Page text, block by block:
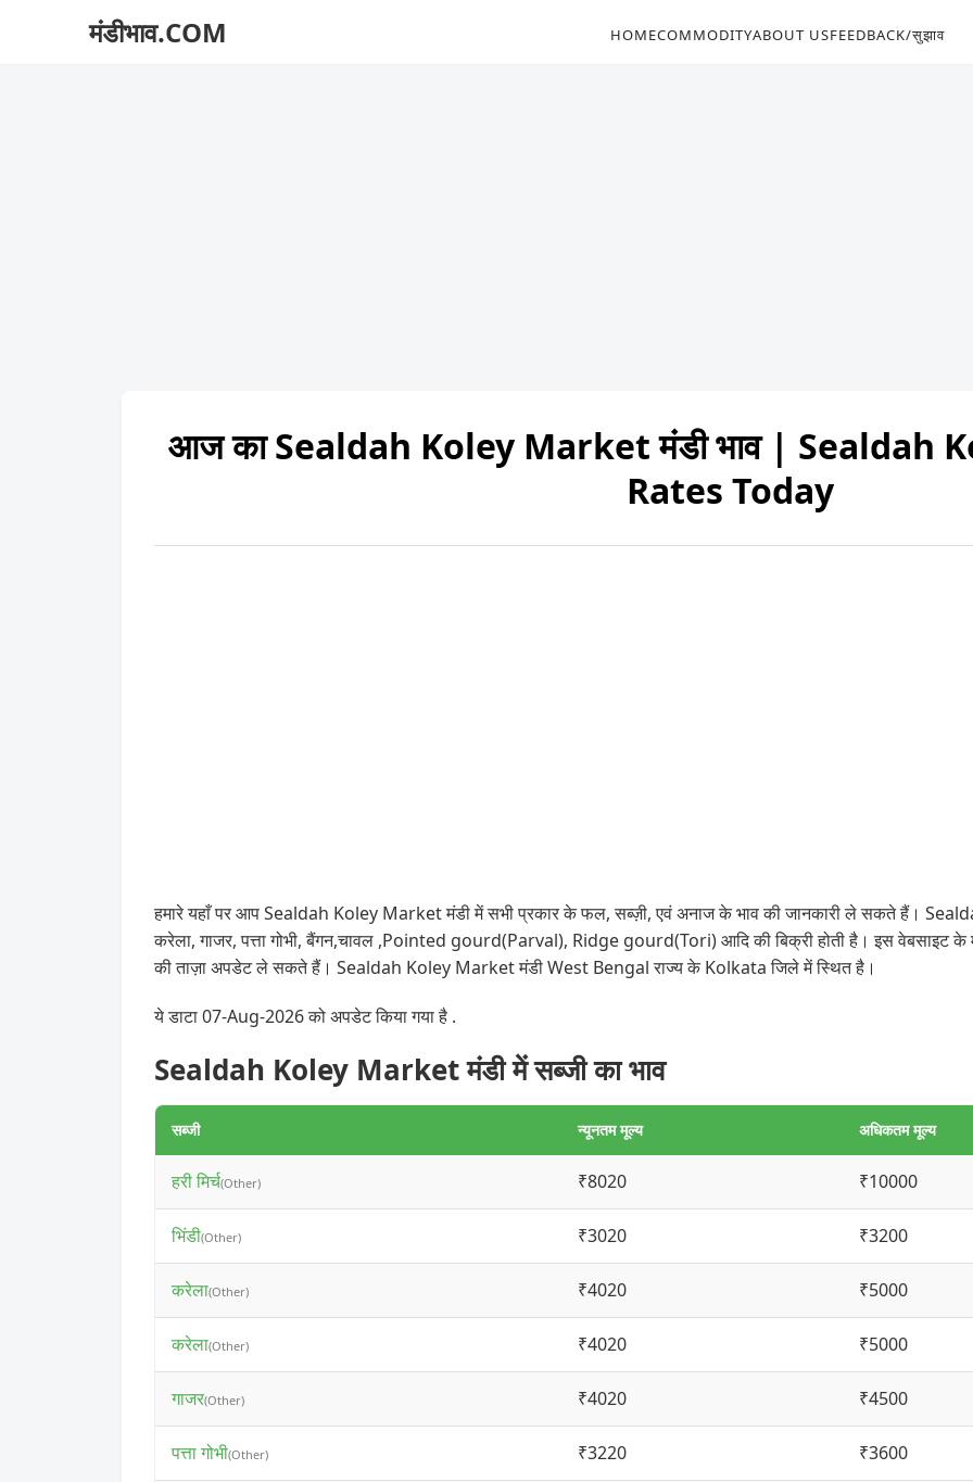
मंडीभाव.COM HOMECOMMODITYABOUT USFEEDBACK/सुझाव
आज का Sealdah Koley Market मंडी भाव | Sealdah
Rates Today
हमारे यहाँ पर आप Sealdah Koley Market मंडी में सभी प्रकार के फल, सब्ज़ी, एवं अनाज के भाव की जानकारी ले सकते हैं।
करेला, गाजर, पत्ता गोभी, बैंगन,चावल ,Pointed gourd(Parval), Ridge gourd(Tori) आदि की बिक्री होती है। इस वेबसाइट
की ताज़ा अपडेट ले सकते हैं। Sealdah Koley Market मंडी West Bengal राज्य के Kolkata जिले में स्थित है।
ये डाटा 07-Aug-2026 को अपडेट किया गया है .
Sealdah Koley Market मंडी में सब्जी का भाव
सब्जी न्यूनतम मूल्य अधिकतम मूल्य
हरी मिर्च(Other) ₹8020 ₹10000
भिंडी(Other) ₹3020 ₹3200
करेला(Other) ₹4020 ₹5000
करेला(Other) ₹4020 ₹5000
गाजर(Other) ₹4020 ₹4500
पत्ता गोभी(Other) ₹3220 ₹3600